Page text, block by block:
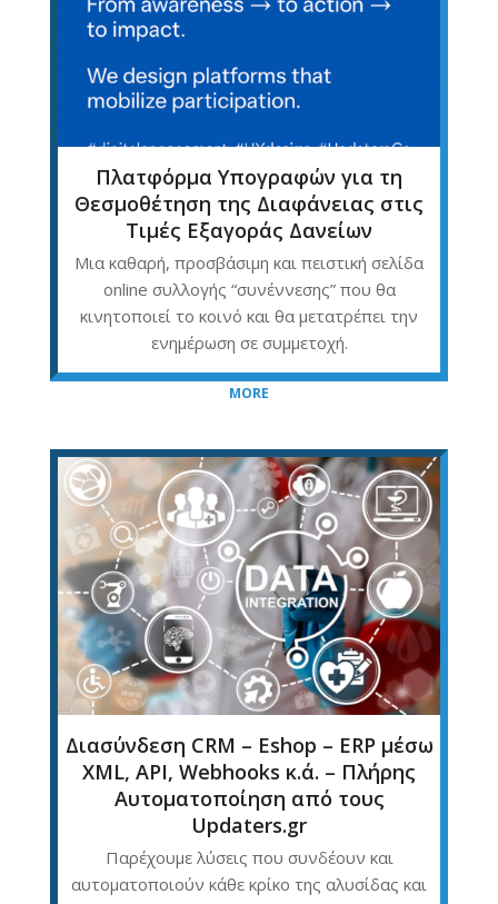
Πλατφόρμα Υπογραφών για τη
Θεσμοθέτηση της Διαφάνειας στις
Τιμές Εξαγοράς Δανείων
Mια καθαρή, προσβάσιμη και πειστική σελίδα
online συλλογής “συνέννεσης” που θα
κινητοποιεί το κοινό και θα μετατρέπει την
ενημέρωση σε συμμετοχή.
MORE
Διασύνδεση CRM – Eshop – ERP μέσω
XML, API, Webhooks κ.ά. – Πλήρης
Αυτοματοποίηση από τους
Updaters.gr
Παρέχουμε λύσεις που συνδέουν και
αυτοματοποιούν κάθε κρίκο της αλυσίδας και